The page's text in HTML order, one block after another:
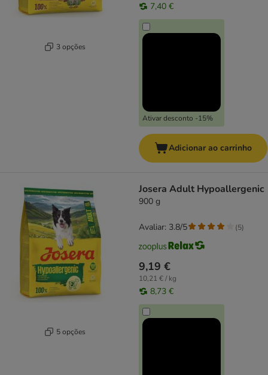
3 opções
7,40 €
Ativar desconto -15%
Adicionar ao carrinho
5 opções
Josera Adult Hypoallergenic
900 g
9,19 €
10,21 € / kg
8,73 €
Avaliar: 3.8/5 (5)